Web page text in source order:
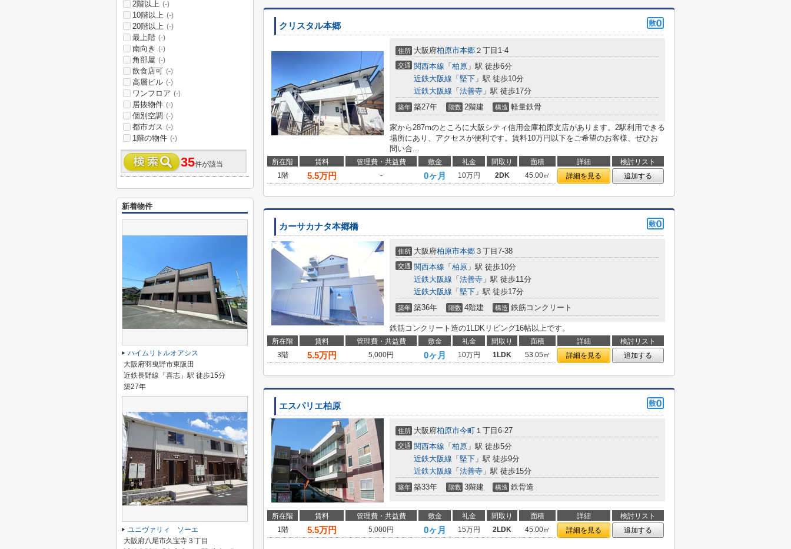
クリスタル本郷
住所 大阪府柏原市本郷 ２丁目1-4
交通 関西本線 「 柏原 」駅 徒歩6分
近鉄大阪線 「 堅下 」駅 徒歩10分
近鉄大阪線 「 法善寺 」駅 徒歩17分
築年 築27年 階数 2階建 構造 軽量鉄骨
家から287mのところに大阪シティ信用金庫柏原支店があります。2駅利用できる
場所にあり、アクセスが便利です。賃料10万円以下をご希望のお客様、ぜひお
問い合...
所在階 賃料 管理費・共益費 敷金 礼金 間取り 面積 詳細
検討リスト
1階
5.5万円 - 0ヶ月 10万円 2DK 45.00㎡ 詳細を見る 追加する
カーサカナタ本郷橋
住所 大阪府柏原市本郷 ３丁目7-38
交通 関西本線 「 柏原 」駅 徒歩10分
近鉄大阪線 「 法善寺 」駅 徒歩11分
近鉄大阪線 「 堅下 」駅 徒歩17分
築年 築36年 階数 4階建 構造 鉄筋コンクリート
鉄筋コンクリート造の1LDKリビング16帖以上です。
所在階 賃料 管理費・共益費 敷金 礼金 間取り 面積 詳細
検討リスト
3階
5.5万円 5,000円 0ヶ月 10万円 1LDK 53.05㎡ 詳細を見る 追加する
エスパリエ柏原
住所 大阪府柏原市今町 １丁目6-27
交通 関西本線 「 柏原 」駅 徒歩5分
近鉄大阪線 「 堅下 」駅 徒歩9分
近鉄大阪線 「 法善寺 」駅 徒歩15分
築年 築33年 階数 3階建 構造 鉄骨造
所在階 賃料 管理費・共益費 敷金 礼金 間取り 面積 詳細
検討リスト
1階
5.5万円 5,000円 0ヶ月 15万円 2LDK 45.00㎡ 詳細を見る 追加する
2階以上 (-)
10階以上 (-)
20階以上 (-)
最上階 (-)
南向き (-)
角部屋 (-)
飲食店可 (-)
高層ビル (-)
ワンフロア (-)
居抜物件 (-)
個別空調 (-)
都市ガス (-)
1階の物件 (-)
35件が該当
新着物件
ハイムリトルオアシス
大阪府羽曳野市東阪田
近鉄長野線「喜志」駅 徒歩15分
築27年
ユニヴァリィ ソーエ
大阪府八尾市久宝寺３丁目